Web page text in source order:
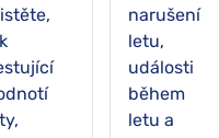
narušení
letu,
události
během
letu a